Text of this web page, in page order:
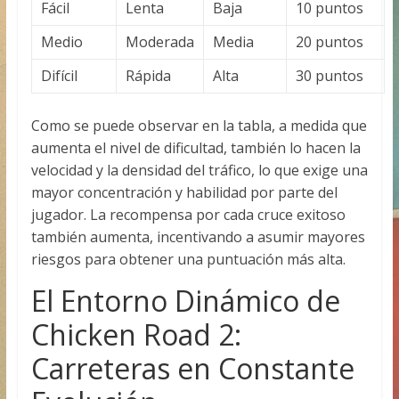
Fácil Lenta Baja
10 puntos
Medio
Moderada Media
20 puntos
Difícil
Rápida Alta 30 puntos
Como se puede observar en la tabla, a medida que
aumenta el nivel de dificultad, también lo hacen la
velocidad y la densidad del tráfico, lo que exige una
mayor concentración y habilidad por parte del
jugador. La recompensa por cada cruce exitoso
también aumenta, incentivando a asumir mayores
riesgos para obtener una puntuación más alta.
El Entorno Dinámico de
Chicken Road 2:
Carreteras en Constante